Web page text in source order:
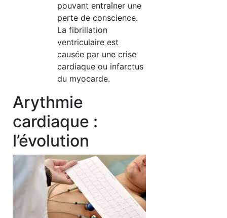
pouvant entraîner une
perte de conscience.
La fibrillation
ventriculaire est
causée par une crise
cardiaque ou infarctus
du myocarde.
Arythmie
cardiaque :
l’évolution